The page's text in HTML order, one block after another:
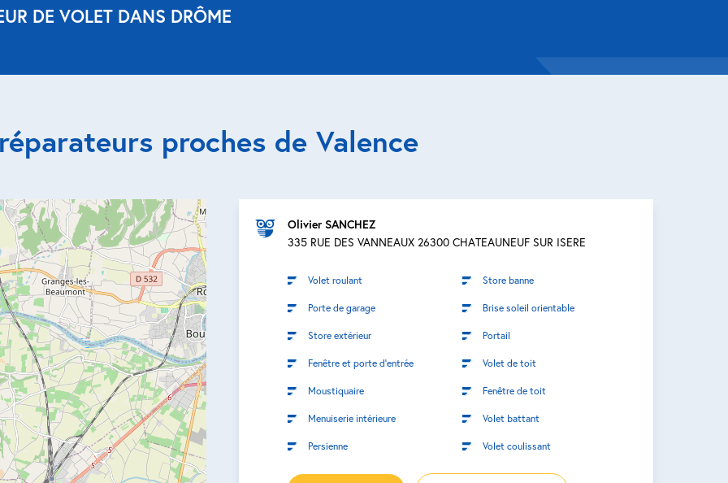
DE VOLET DANS DRÔME
proches de Valence
Olivier SANCHEZ
335 RUE DES VANNEAUX 26300 CHATEAUNEUF SUR ISERE
Volet roulant Store banne
Porte de garage Brise soleil orientable
Store extérieur Portail
Fenêtre et porte d’entrée Volet de toit
Moustiquaire Fenêtre de toit
Menuiserie intérieure Volet battant
Persienne Volet coulissant